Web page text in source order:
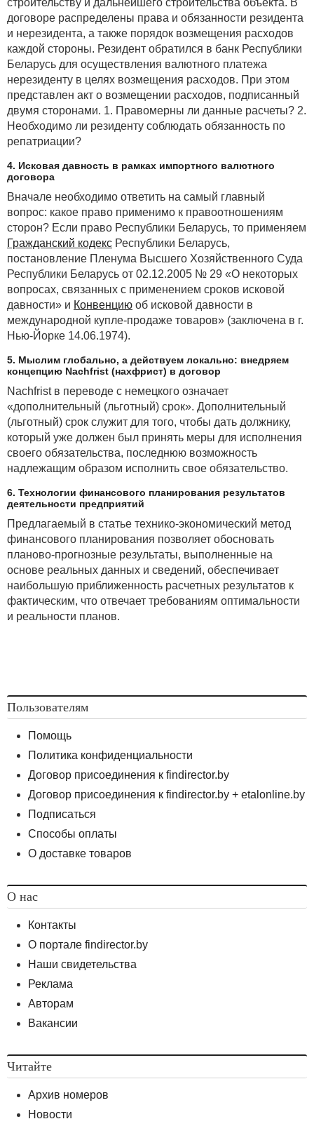
строительству и дальнейшего строительства объекта. В
договоре распределены права и обязанности резидента
и нерезидента, а также порядок возмещения расходов
каждой стороны. Резидент обратился в банк Республики
Беларусь для осуществления валютного платежа
нерезиденту в целях возмещения расходов. При этом
представлен акт о возмещении расходов, подписанный
двумя сторонами. 1. Правомерны ли данные расчеты? 2.
Необходимо ли резиденту соблюдать обязанность по
репатриации?
4. Исковая давность в рамках импортного валютного
договора
Вначале необходимо ответить на самый главный
вопрос: какое право применимо к правоотношениям
сторон? Если право Республики Беларусь, то применяем
Гражданский кодекс Республики Беларусь,
постановление Пленума Высшего Хозяйственного Суда
Республики Беларусь от 02.12.2005 № 29 «О некоторых
вопросах, связанных с применением сроков исковой
давности» и Конвенцию об исковой давности в
международной купле-продаже товаров» (заключена в г.
Нью-Йорке 14.06.1974).
5. Мыслим глобально, а действуем локально: внедряем
концепцию Nachfrist (нахфрист) в договор
Nachfrist в переводе с немецкого означает
«дополнительный (льготный) срок». Дополнительный
(льготный) срок служит для того, чтобы дать должнику,
который уже должен был принять меры для исполнения
своего обязательства, последнюю возможность
надлежащим образом исполнить свое обязательство.
6. Технологии финансового планирования результатов
деятельности предприятий
Предлагаемый в статье технико-экономический метод
финансового планирования позволяет обосновать
планово-прогнозные результаты, выполненные на
основе реальных данных и сведений, обеспечивает
наибольшую приближенность расчетных результатов к
фактическим, что отвечает требованиям оптимальности
и реальности планов.
Пользователям
Помощь
Политика конфиденциальности
Договор присоединения к findirector.by
Договор присоединения к findirector.by + etalonline.by
Подписаться
Способы оплаты
О доставке товаров
О нас
Контакты
О портале findirector.by
Наши свидетельства
Реклама
Авторам
Вакансии
Читайте
Архив номеров
Новости